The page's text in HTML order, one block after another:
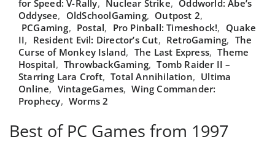
for Speed: V-Rally, Nuclear Strike, Oddworld: Abe’s
Oddysee, OldSchoolGaming, Outpost 2,
PCGaming, Postal, Pro Pinball: Timeshock!, Quake
II, Resident Evil: Director’s Cut, RetroGaming, The
Curse of Monkey Island, The Last Express, Theme
Hospital, ThrowbackGaming, Tomb Raider II –
Starring Lara Croft, Total Annihilation, Ultima
Online, VintageGames, Wing Commander:
Prophecy, Worms 2
Best of PC Games from 1997